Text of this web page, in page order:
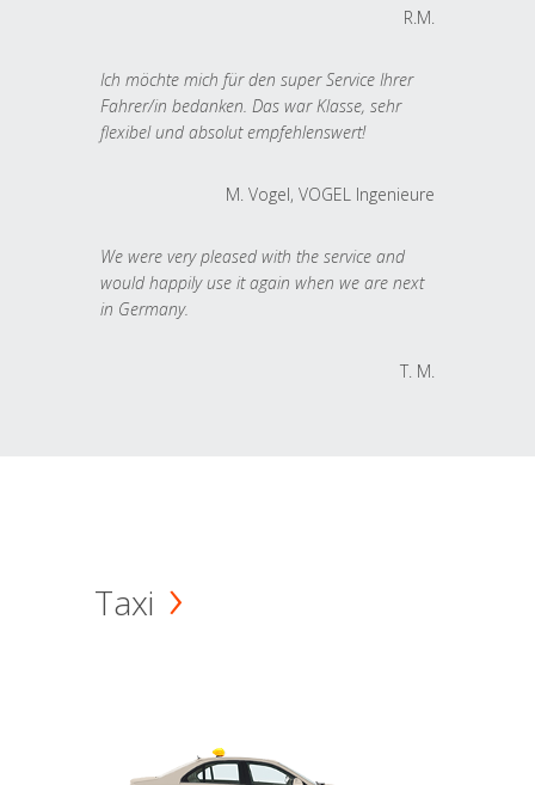
R.M.
Ich möchte mich für den super Service Ihrer
Fahrer/in bedanken. Das war Klasse, sehr
flexibel und absolut empfehlenswert!
M. Vogel, VOGEL Ingenieure
We were very pleased with the service and
would happily use it again when we are next
in Germany.
T. M.
Taxi